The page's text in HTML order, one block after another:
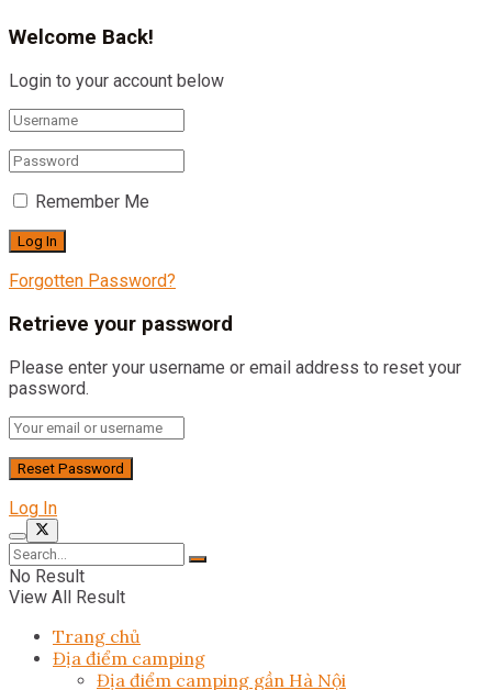
Welcome Back!
Login to your account below
Remember Me
Forgotten Password?
Retrieve your password
Please enter your username or email address to reset your
password.
Log In
No Result
View All Result
Trang chủ
Địa điểm camping
Địa điểm camping gần Hà Nội